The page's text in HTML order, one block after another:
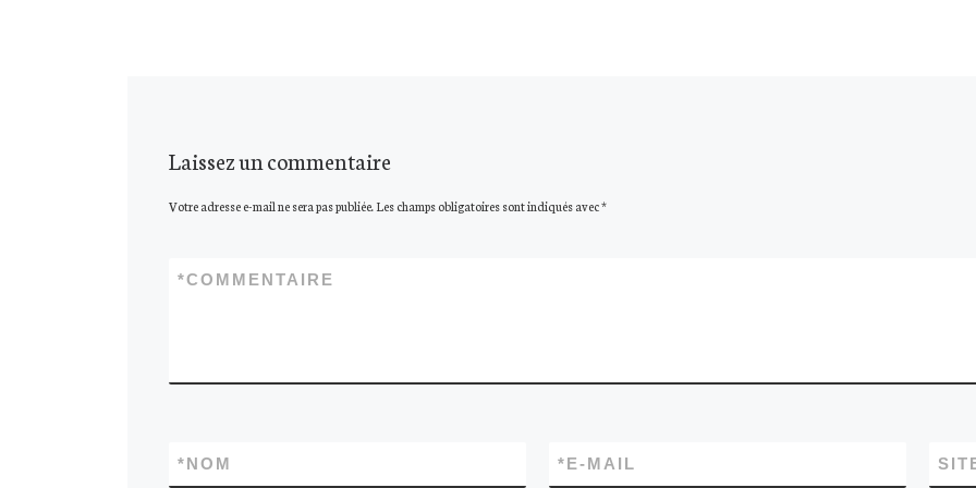
Laissez un commentaire
Votre adresse e-mail ne sera pas publiée.Les champs obligatoires sont indiqués avec*
COMMENTAIRE
*
NOM
* E-MAIL
*